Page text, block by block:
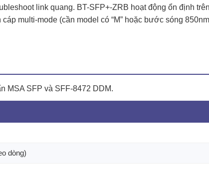
link quang. BT-SFP+-ZRB hoạt động ổn định
multi-mode (cần model có “M” hoặc bước sóng
MSA SFP và SFF-8472 DDM.
dòng)